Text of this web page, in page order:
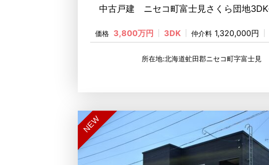
中古戸建 ニセコ町富士見さくら団地
価格 3,800万円 3DK 仲介料 1,320,000円
所在地:北海道虻田郡ニセコ町字富士見
NEW